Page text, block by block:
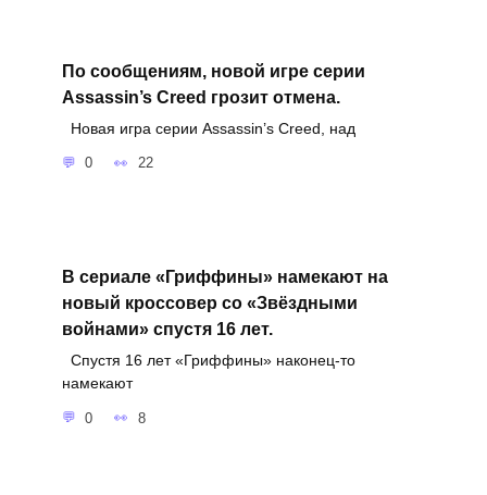
По сообщениям, новой игре серии
Assassin’s Creed грозит отмена.
Новая игра серии Assassin’s Creed, над
0 22
В сериале «Гриффины» намекают на
новый кроссовер со «Звёздными
войнами» спустя 16 лет.
Спустя 16 лет «Гриффины» наконец-то
намекают
0 8